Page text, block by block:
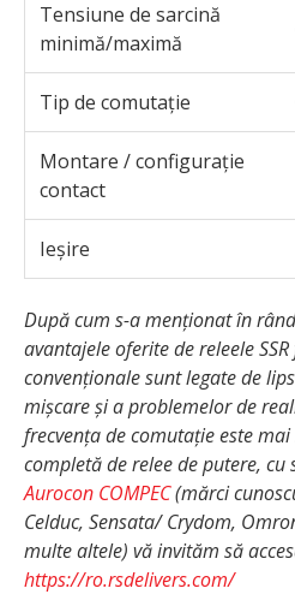
Tensiune de sarcină
minimă/maximă
Tip de comutație
Montare / configurație
contact
Ieșire
După cum s-a menționat în
avantajele oferite de releele
convenționale sunt legate de
mișcare și a problemelor de
frecvența de comutație este
completă de relee de putere,
Aurocon COMPEC(mărci
Celduc, Sensata/ Crydom,
multe altele) vă invităm să
https://ro.rsdelivers.com/